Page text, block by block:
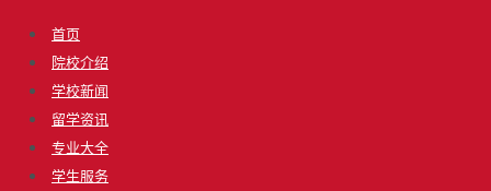
首页
院校介绍
学校新闻
留学资讯
专业大全
学生服务